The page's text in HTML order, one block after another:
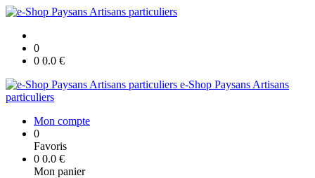
0
0 0.0 €
e-Shop Paysans Artisans
particuliers
Mon compte
0
Favoris
0 0.0 €
Mon panier